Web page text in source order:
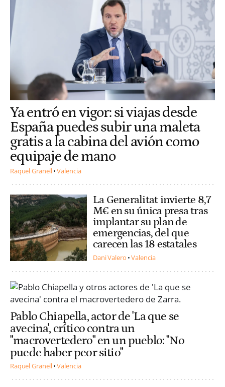
Ya entró en vigor: si viajas desde
España puedes subir una maleta
gratis a la cabina del avión como
equipaje de mano
Raquel Granell Valencia
La Generalitat invierte 8,7
M€ en su única presa tras
implantar su plan de
emergencias, del que
carecen las 18 estatales
Dani Valero Valencia
Pablo Chiapella, actor de 'La que se
avecina', crítico contra un
"macrovertedero" en un pueblo: "No
puede haber peor sitio"
Raquel Granell Valencia